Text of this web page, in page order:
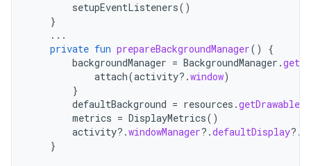
setupEventListeners()
}
...
private fun prepareBackgroundManager()
{
backgroundManager = BackgroundManager .
attach(activity?.window)
}
defaultBackground = resources .getDrawable
metrics = DisplayMetrics()
activity?.windowManager?.defaultDisplay?.
}